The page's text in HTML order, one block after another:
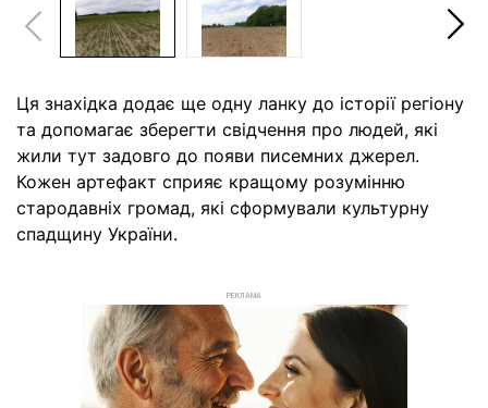
Ця знахідка додає ще одну ланку до історії регіону
та допомагає зберегти свідчення про людей, які
жили тут задовго до появи писемних джерел.
Кожен артефакт сприяє кращому розумінню
стародавніх громад, які сформували культурну
спадщину України.
РЕКЛАМА